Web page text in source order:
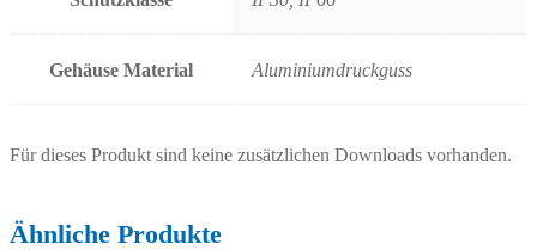
Gehäuse Material Aluminiumdruckguss
Für dieses Produkt sind keine zusätzlichen Downloads vorhanden.
Ähnliche Produkte